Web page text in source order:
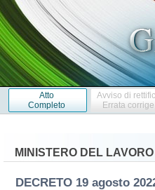
Atto
Completo
Avviso di
Errata corrige
MINISTERO DEL
DECRETO 19 agosto